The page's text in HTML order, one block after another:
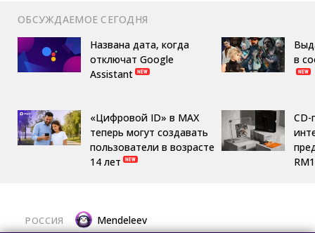
ОБСУЖДАЕМОЕ СЕГОДНЯ
Названа дата, когда
отключат Google
Assistant
«Цифровой ID» в MAX
теперь могут создавать
пользователи в возрасте
14 лет
в
CD-
RM1
РОССИЯ Mendeleev